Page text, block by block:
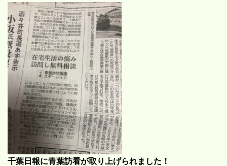
千葉日報に青葉訪看が取り上げられました！